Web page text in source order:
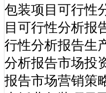
包装项目可行性
目可行性分析报
行性分析报告生
分析报告市场投
报告市场营销策